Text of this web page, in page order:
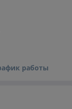
работы